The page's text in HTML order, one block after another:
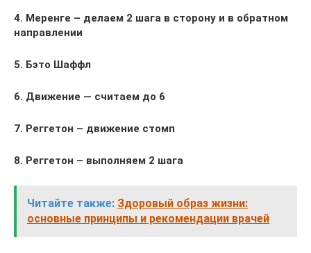
4. Меренге – делаем 2 шага в сторону и в обратном
направлении
5. Бэто Шаффл
6. Движение — считаем до 6
7. Реггетон – движение стомп
8. Реггетон – выполняем 2 шага
Читайте также: Здоровый образ жизни:
основные принципы и рекомендации врачей